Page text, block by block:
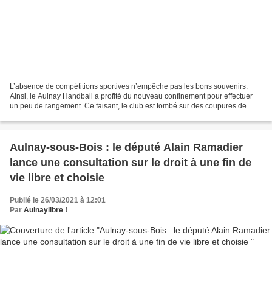
L’absence de compétitions sportives n’empêche pas les bons souvenirs.
Ainsi, le Aulnay Handball a profité du nouveau confinement pour effectuer
un peu de rangement. Ce faisant, le club est tombé sur des coupures de
Aulnay-sous-Bois : le député Alain Ramadier
lance une consultation sur le droit à une fin de
vie libre et choisie
Publié le 26/03/2021 à 12:01
Par Aulnaylibre !